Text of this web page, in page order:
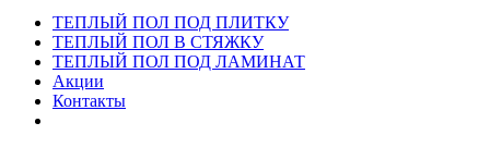
ТЕПЛЫЙ ПОЛ ПОД ПЛИТКУ
ТЕПЛЫЙ ПОЛ В СТЯЖКУ
ТЕПЛЫЙ ПОЛ ПОД ЛАМИНАТ
Акции
Контакты